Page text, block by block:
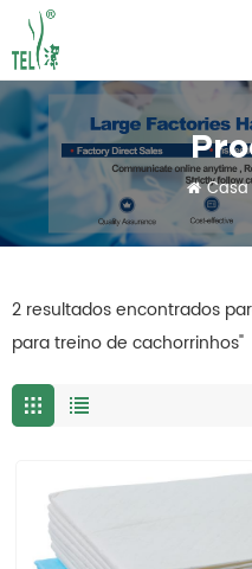
Casa
2 resultados encontrados
para treino de cachorrinhos"